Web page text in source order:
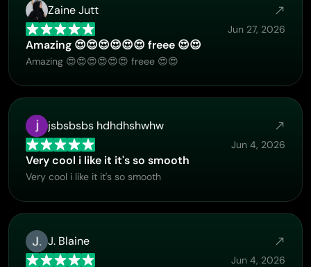
Zaine Jutt
Jun 27, 2026
Amazing 😍😍😍😍😍😍 freee 😍😍
Amazing 😍😍😍😍😍😍 freee 😍😍
jsbsbsbs hdhdhshwhw
Jun 4, 2026
Very cool i like it it's so smooth
Very cool i like it it's so smooth
J. Blaine
Jun 4, 2026